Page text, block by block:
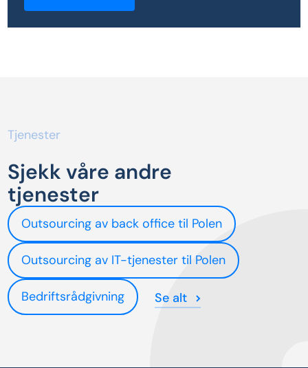
Tjenester
Sjekk våre andre
tjenester
Outsourcing av back office til Polen
Outsourcing av IT-tjenester til Polen
Bedriftsrådgivning Se alt